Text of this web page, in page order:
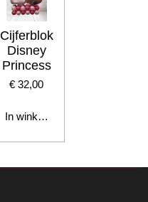
Cijferblok
Disney
Princess
€ 32,00
In winkelwagen